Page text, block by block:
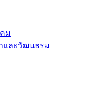
ม
และวัฒนธรม